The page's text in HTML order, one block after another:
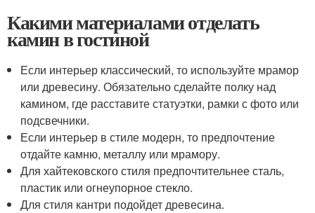
Какими материалами отделать
камин в гостиной
Если интерьер классический, то используйте мрамор
или древесину. Обязательно сделайте полку над
камином, где расставите статуэтки, рамки с фото или
подсвечники.
Если интерьер в стиле модерн, то предпочтение
отдайте камню, металлу или мрамору.
Для хайтековского стиля предпочтительнее сталь,
пластик или огнеупорное стекло.
Для стиля кантри подойдет древесина.